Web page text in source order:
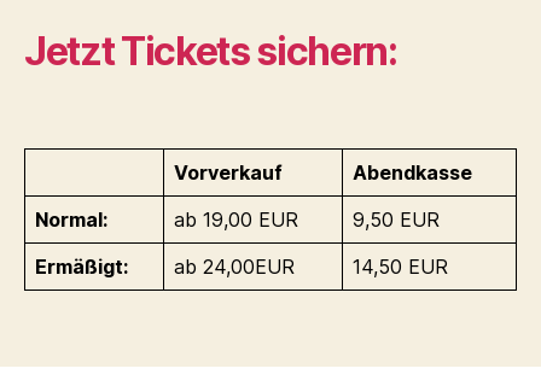
Jetzt Tickets sichern:
Vorverkauf
Abendkasse
Normal:
ab 19,00 EUR
9,50 EUR
Ermäßigt:
ab 24,00EUR 14,50 EUR